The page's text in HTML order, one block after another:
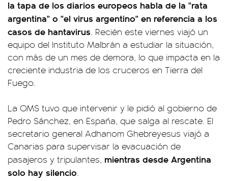
la tapa de los diarios europeos habla de la "rata
argentina" o "el virus argentino" en referencia a los
casos de hantavirus. Recién este viernes viajó un
equipo del Instituto Malbrán a estudiar la situación,
con más de un mes de demora, lo que impacta en la
creciente industria de los cruceros en Tierra del
Fuego.
La OMS tuvo que intervenir y le pidió al gobierno de
Pedro Sánchez, en España, que salga al rescate. El
secretario general Adhanom Ghebreyesus viajó a
Canarias para supervisar la evacuación de
pasajeros y tripulantes, mientras desde Argentina
solo hay silencio.